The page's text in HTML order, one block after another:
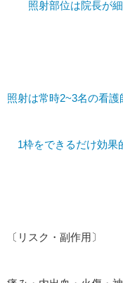
照射部位は院長が細
照射は常時2~3名の看護
1枠をできるだけ効果
〔リスク・副作用〕